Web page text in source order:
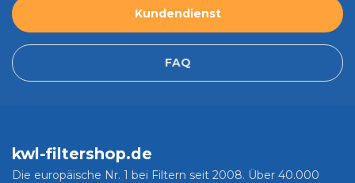
Kundendienst
FAQ
kwl-filtershop.de
Die europäische Nr. 1 bei Filtern seit 2008. Über 40.000